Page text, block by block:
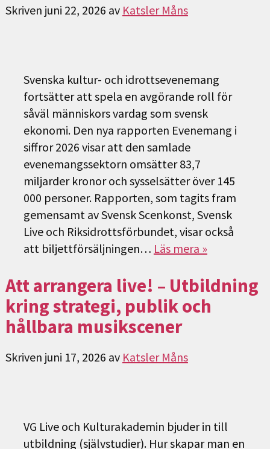
Skriven juni 22, 2026 av Katsler Måns
Svenska kultur- och idrottsevenemang
fortsätter att spela en avgörande roll för
såväl människors vardag som svensk
ekonomi. Den nya rapporten Evenemang i
siffror 2026 visar att den samlade
evenemangssektorn omsätter 83,7
miljarder kronor och sysselsätter över 145
000 personer. Rapporten, som tagits fram
gemensamt av Svensk Scenkonst, Svensk
Live och Riksidrottsförbundet, visar också
att biljettförsäljningen… Läs mera »
Att arrangera live! – Utbildning
kring strategi, publik och
hållbara musikscener
Skriven juni 17, 2026 av Katsler Måns
VG Live och Kulturakademin bjuder in till
utbildning (självstudier). Hur skapar man en